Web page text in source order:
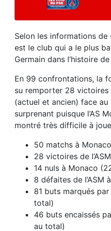
Selon les informations de
est le club qui a le plus
Germain dans l’histoire
En 99 confrontations, la
su remporter 28 victoires
(actuel et ancien) face
surprenant puisque l’AS
montré très difficile à
50 matchs à
28 victoires de
14 nuls à Monaco
8 défaites de l’ASM
81 buts marqués par
total)
46 buts encaissés
au total)